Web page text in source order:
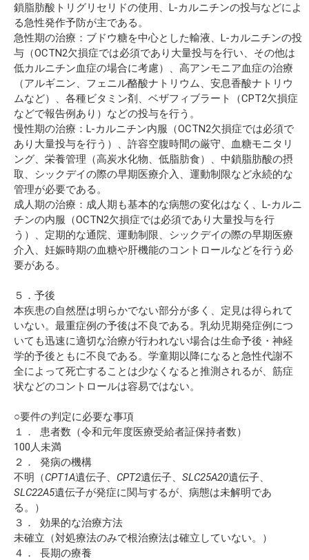
鎖脂肪酸トリグリセリドの使用、L-カルニチンの投与などによ
る急性発作予防が主である。
急性期の治療：ブドウ糖を中心とした輸液、L-カルニチンの投
与（OCTN2欠損症では必須であり大量投与を行い、その他は
低カルニチン血症の場合に考慮）、高アンモニア血症の治療
（アルギニン、フェニル酪酸ナトリウム、安息香酸ナトリウ
ムなど）、各種ビタミン剤、ベザフィブラート（CPT2欠損症
などで報告例あり）などの投与を行う。
慢性期の治療：L-カルニチン内服（OCTN2欠損症では必須で
あり大量投与を行う）、許容空腹時間の厳守、血糖モニタリ
ング、栄養管理（高炭水化物、低脂肪食）、中鎖脂肪酸の摂
取、シックデイの際の早期医療介入、運動制限など永続的な
管理が必要である。
成人期の治療：成人期も基本的な病態の変化はなく、L-カルニ
チンの内服（OCTN2欠損症では必須であり大量投与を行
う）、定期的な通院、運動制限、シックデイの際の早期医療
介入、妊娠時期の血糖や肝機能のコントロールなどを行う必
要がある。
５．予後
本疾患の自然歴は明らかでない部分が多く、定見は得られて
いない。最重症例の予後は不良である。乳幼児期発症例につ
いても迅速に適切な治療が行われない場合は生命予後・神経
学的予後ともに不良である。学童期以降になると急性代謝不
全によって死亡することは少なくなると推測されるが、筋症
状などのコントロールは容易ではない。
○要件の判定に必要な事項
１． 患者数（令和元年度医療受給者証保持者数）
100人未満
２． 発病の機構
不明（CPT1A遺伝子、 CPT2遺伝子、 SLC25A20遺伝子、
SLC22A5遺伝子が発症に関与するが、病態は未解明であ
る。）
３． 効果的な治療方法
未確立（対処療法のみで根治療法は確立していない。）
４． 長期の療養